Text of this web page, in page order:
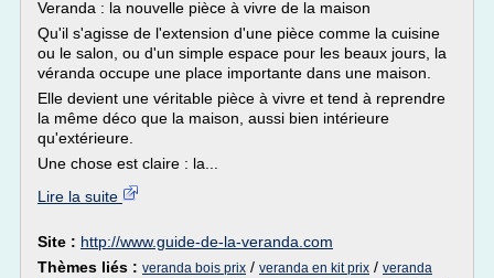
Veranda : la nouvelle pièce à vivre de la maison
Qu'il s'agisse de l'extension d'une pièce comme la cuisine
ou le salon, ou d'un simple espace pour les beaux jours, la
véranda occupe une place importante dans une maison.
Elle devient une véritable pièce à vivre et tend à reprendre
la même déco que la maison, aussi bien intérieure
qu'extérieure.
Une chose est claire : la...
Lire la suite
Site : http://www.guide-de-la-veranda.com
Thèmes liés : veranda bois prix / veranda en kit prix / veranda